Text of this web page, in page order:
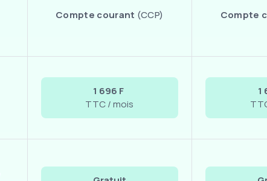
Compte courant (CCP)
1 696 F
TTC / mois
Compte
1